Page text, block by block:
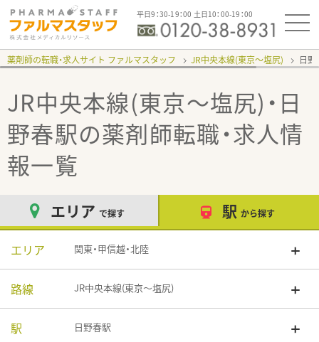
平日9：30-19：00 土日10：00-19：00
薬剤師の転職・求人サイト ファルマスタッフ JR中央本線(東京～塩尻) 日
JR中央本線(東京～塩尻)・日
野春駅の薬剤師転職・求人情
報一覧
エリア で探す 駅 から探す
エリア 関東・甲信越・北陸
路線 JR中央本線(東京～塩尻)
駅 日野春駅